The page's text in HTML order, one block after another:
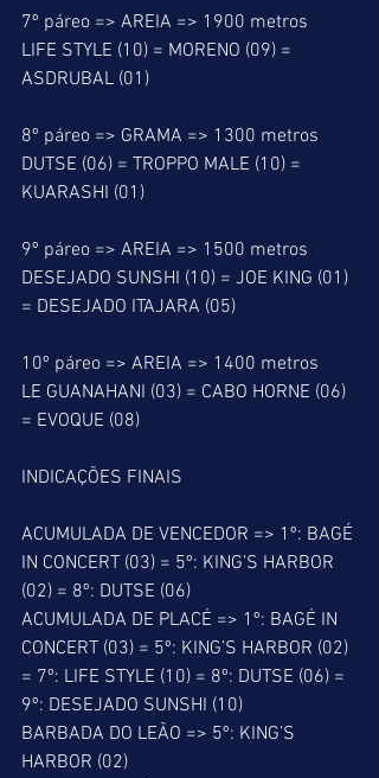
7º páreo => AREIA => 1900 metros
LIFE STYLE (10) = MORENO (09) =
ASDRUBAL (01)
8º páreo => GRAMA => 1300 metros
DUTSE (06) = TROPPO MALE (10) =
KUARASHI (01)
9º páreo => AREIA => 1500 metros
DESEJADO SUNSHI (10) = JOE KING (01)
= DESEJADO ITAJARA (05)
10º páreo => AREIA => 1400 metros
LE GUANAHANI (03) = CABO HORNE (06)
= EVOQUE (08)
INDICAÇÕES FINAIS
ACUMULADA DE VENCEDOR => 1º: BAGÉ
IN CONCERT (03) = 5º: KING’S HARBOR
(02) = 8º: DUTSE (06)
ACUMULADA DE PLACÉ => 1º: BAGÉ IN
CONCERT (03) = 5º: KING’S HARBOR (02)
= 7º: LIFE STYLE (10) = 8º: DUTSE (06) =
9º: DESEJADO SUNSHI (10)
BARBADA DO LEÃO => 5º: KING’S
HARBOR (02)